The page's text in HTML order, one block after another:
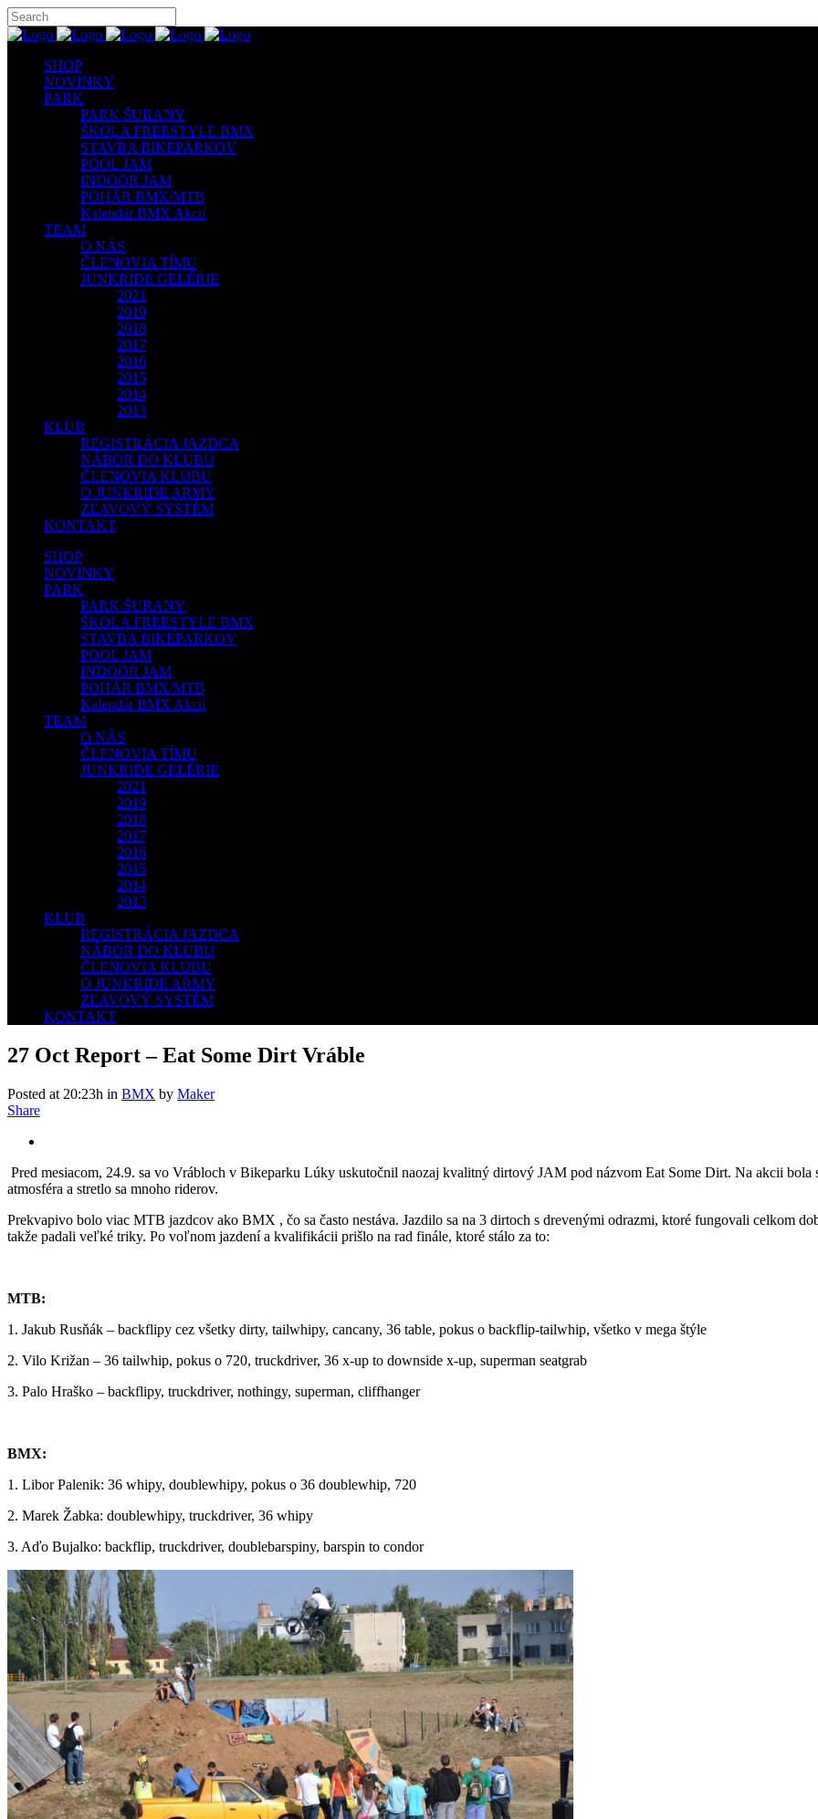
SHOP
NOVINKY
PARK
PARK ŠURANY
ŠKOLA FREESTYLE BMX
STAVBA BIKEPARKOV
POOL JAM
INDOOR JAM
POHÁR BMX/MTB
Kalendár BMX Akcií
TEAM
O NÁS
ČLENOVIA TÍMU
JUNKRIDE GELÉRIE
2021
2019
2018
2017
2016
2015
2014
2013
KLUB
REGISTRÁCIA JAZDCA
NÁBOR DO KLUBU
ČLENOVIA KLUBU
O JUNKRIDE ARMY
ZĽAVOVÝ SYSTÉM
KONTAKT
SHOP
NOVINKY
PARK
PARK ŠURANY
ŠKOLA FREESTYLE BMX
STAVBA BIKEPARKOV
POOL JAM
INDOOR JAM
POHÁR BMX/MTB
Kalendár BMX Akcií
TEAM
O NÁS
ČLENOVIA TÍMU
JUNKRIDE GELÉRIE
2021
2019
2018
2017
2016
2015
2014
2013
KLUB
REGISTRÁCIA JAZDCA
NÁBOR DO KLUBU
ČLENOVIA KLUBU
O JUNKRIDE ARMY
ZĽAVOVÝ SYSTÉM
KONTAKT
27 Oct Report – Eat Some Dirt Vráble
Posted at 20:23h in BMX by Maker
Share
Pred mesiacom, 24.9. sa vo Vrábloch v Bikeparku Lúky uskutočnil naozaj kvalitný dirtový JAM pod názvom Eat Some Dirt. Na akcii bola
atmosféra a stretlo sa mnoho riderov.
Prekvapivo bolo viac MTB jazdcov ako BMX , čo sa často nestáva. Jazdilo sa na 3 dirtoch s drevenými odrazmi, ktoré fungovali celkom
takže padali veľké triky. Po voľnom jazdení a kvalifikácii prišlo na rad finále, ktoré stálo za to:
MTB:
1. Jakub Rusňák – backflipy cez všetky dirty, tailwhipy, cancany, 36 table, pokus o backflip-tailwhip, všetko v mega štýle
2. Vilo Križan – 36 tailwhip, pokus o 720, truckdriver, 36 x-up to downside x-up, superman seatgrab
3. Palo Hraško – backflipy, truckdriver, nothingy, superman, cliffhanger
BMX:
1. Libor Palenik: 36 whipy, doublewhipy, pokus o 36 doublewhip, 720
2. Marek Žabka: doublewhipy, truckdriver, 36 whipy
3. Aďo Bujalko: backflip, truckdriver, doublebarspiny, barspin to condor